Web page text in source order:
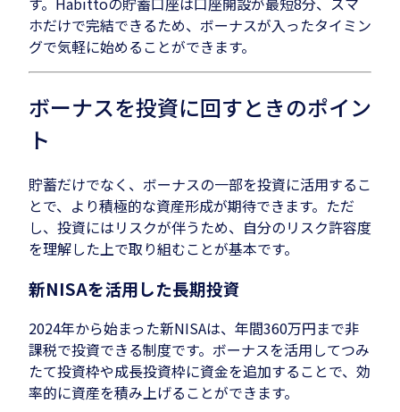
ホだけで完結できるため、ボーナスが入ったタイミン
グで気軽に始めることができます。
ボーナスを投資に回すときのポイン
ト
貯蓄だけでなく、ボーナスの一部を投資に活用するこ
とで、より積極的な資産形成が期待できます。ただ
し、投資にはリスクが伴うため、自分のリスク許容度
を理解した上で取り組むことが基本です。
新NISAを活用した長期投資
2024年から始まった新NISAは、年間360万円まで非
課税で投資できる制度です。ボーナスを活用してつみ
たて投資枠や成長投資枠に資金を追加することで、効
率的に資産を積み上げることができます。